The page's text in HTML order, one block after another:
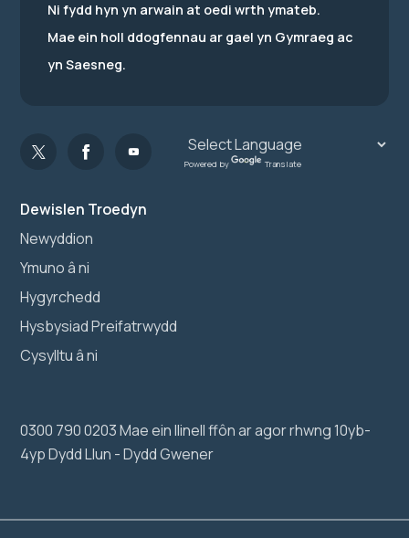
Dewislen Troedyn
Newyddion
Ymuno â ni
Hygyrchedd
Hysbysiad Preifatrwydd
Cysylltu â ni
0300 790 0203 Mae ein llinell ffôn ar agor rhwng 10yb-
4yp Dydd Llun - Dydd Gwener
Ni fydd hyn yn arwain at oedi wrth ymateb.
Mae ein holl ddogfennau ar gael yn Gymraeg ac
yn Saesneg.
Powered by Translate